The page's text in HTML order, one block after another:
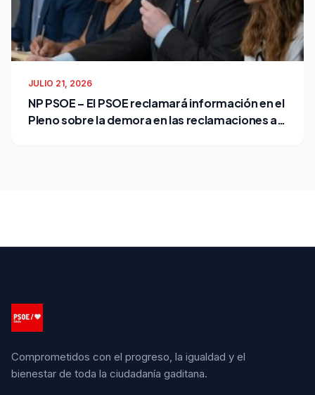
JULIO 21, 2026
NP PSOE – El PSOE reclamará información en el
Pleno sobre la demora en las reclamaciones al
Comprometidos con el progreso, la igualdad y el
bienestar de toda la ciudadanía gaditana.